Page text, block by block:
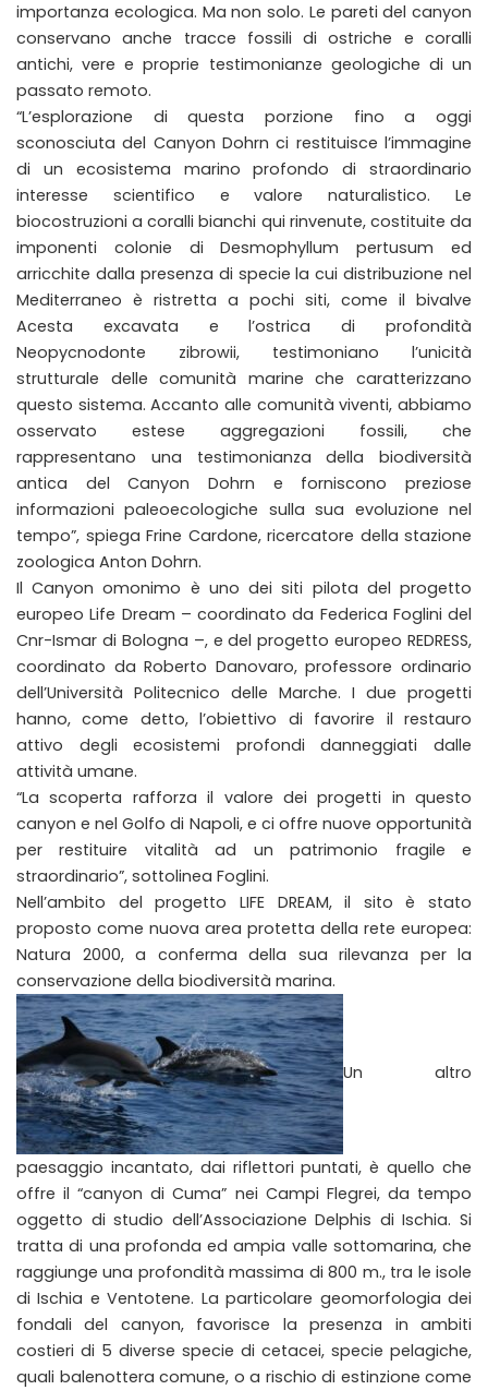
importanza ecologica. Ma non solo. Le pareti del canyon
conservano anche tracce fossili di ostriche e coralli
antichi, vere e proprie testimonianze geologiche di un
passato remoto.
“L’esplorazione di questa porzione fino a oggi
sconosciuta del Canyon Dohrn ci restituisce l’immagine
di un ecosistema marino profondo di straordinario
interesse scientifico e valore naturalistico. Le
biocostruzioni a coralli bianchi qui rinvenute, costituite da
imponenti colonie di Desmophyllum pertusum ed
arricchite dalla presenza di specie la cui distribuzione nel
Mediterraneo è ristretta a pochi siti, come il bivalve
Acesta excavata e l’ostrica di profondità
Neopycnodonte zibrowii, testimoniano l’unicità
strutturale delle comunità marine che caratterizzano
questo sistema. Accanto alle comunità viventi, abbiamo
osservato estese aggregazioni fossili, che
rappresentano una testimonianza della biodiversità
antica del Canyon Dohrn e forniscono preziose
informazioni paleoecologiche sulla sua evoluzione nel
tempo”, spiega Frine Cardone, ricercatore della stazione
zoologica Anton Dohrn.
Il Canyon omonimo è uno dei siti pilota del progetto
europeo Life Dream – coordinato da Federica Foglini del
Cnr-Ismar di Bologna –, e del progetto europeo REDRESS,
coordinato da Roberto Danovaro, professore ordinario
dell’Università Politecnico delle Marche. I due progetti
hanno, come detto, l’obiettivo di favorire il restauro
attivo degli ecosistemi profondi danneggiati dalle
attività umane.
“La scoperta rafforza il valore dei progetti in questo
canyon e nel Golfo di Napoli, e ci offre nuove opportunità
per restituire vitalità ad un patrimonio fragile e
straordinario”, sottolinea Foglini.
Nell’ambito del progetto LIFE DREAM, il sito è stato
proposto come nuova area protetta della rete europea:
Natura 2000, a conferma della sua rilevanza per la
conservazione della biodiversità marina.
Un altro
paesaggio incantato, dai riflettori puntati, è quello che
offre il “canyon di Cuma” nei Campi Flegrei, da tempo
oggetto di studio dell’Associazione Delphis di Ischia. Si
tratta di una profonda ed ampia valle sottomarina, che
raggiunge una profondità massima di 800 m., tra le isole
di Ischia e Ventotene. La particolare geomorfologia dei
fondali del canyon, favorisce la presenza in ambiti
costieri di 5 diverse specie di cetacei, specie pelagiche,
quali balenottera comune, o a rischio di estinzione come